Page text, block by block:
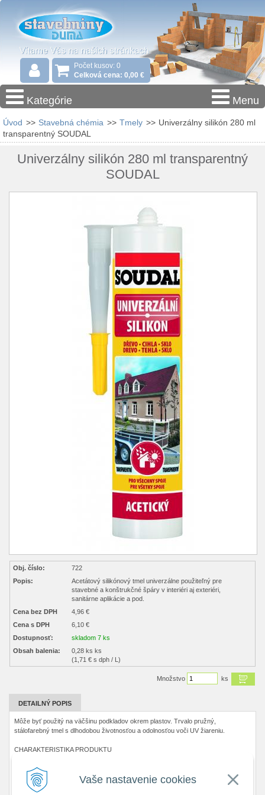
Vaše nastavenie cookies
Počet kusov: 0
Celková cena: 0,00 €
Kategórie Menu
Úvod >> Stavebná chémia >> Tmely >> Univerzálny silikón 280 ml
transparentný SOUDAL
Univerzálny silikón 280 ml transparentný
SOUDAL
Obj. číslo:
722
Popis:
Acetátový silikónový tmel univerzálne použiteľný pre
stavebné a konštrukčné špáry v interiéri aj exteriéri,
sanitárne aplikácie a pod.
Cena bez DPH
4,96 €
Cena s DPH
6,10 €
Dostupnosť:
skladom 7 ks
Obsah balenia:
0,28 ks ks
(1,71 € s dph / L)
Množstvo ks
DETAILNÝ POPIS
Môže byť použitý na väčšinu podkladov okrem plastov. Trvalo pružný,
stálofarebný tmel s dlhodobou životnosťou a odolnosťou voči UV žiareniu.
CHARAKTERISTIKA PRODUKTU
veľmi jednoducho použiteľný
farebne stály, odolný proti UV žiareniu
po vytvrdnutí trvale elastický